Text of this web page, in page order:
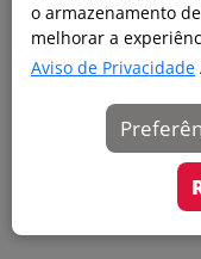
o armazenamento
melhorar a
Aviso de Privacidade